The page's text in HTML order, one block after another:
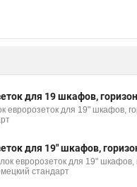
для 19 шкафов,
евророзеток для 19" шкафов,
для 19" шкафов,
евророзеток для 19"
стандарт